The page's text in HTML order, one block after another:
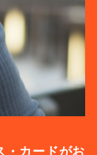
・カードがお